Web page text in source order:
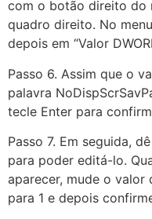
com o botão direito do
quadro direito. No
depois em “Valor
Passo 6. Assim que o
palavra
tecle Enter para
Passo 7. Em seguida,
para poder editá-lo.
aparecer, mude o valor
para 1 e depois